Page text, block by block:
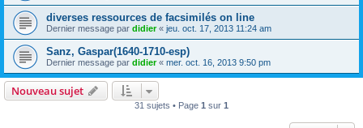
diverses ressources de facsimilés on line
Dernier message par didier« jeu. oct. 17, 2013 11:24 am
Sanz, Gaspar(1640-1710-esp)
Dernier message par didier« mer. oct. 16, 2013 9:50 pm
Nouveau sujet
31 sujets • Page 1 sur 1